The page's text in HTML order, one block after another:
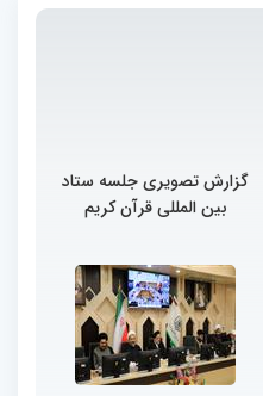
گزارش تصویری جلسه ستاد
بین المللی قرآن کریم